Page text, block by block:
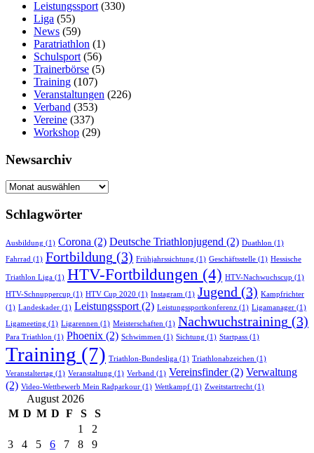
Leistungssport (330)
Liga (55)
News (59)
Paratriathlon (1)
Schulsport (56)
Trainerbörse (5)
Training (107)
Veranstaltungen (226)
Verband (353)
Vereine (337)
Workshop (29)
Newsarchiv
Newsarchiv
Schlagwörter
Ausbildung (1) Corona (2) Deutsche Triathlonjugend (2) Duathlon (1)
Fahrrad (1) Fortbildung (3) Frühjahrssichtung (1) Geschäftsstelle (1) Hessische
Triathlon Liga (1) HTV-Fortbildungen (4) HTV-Nachwuchscup (1)
HTV-Schnuppercup (1) HTV Cup 2020 (1) Instagram (1) Jugend (3) Kampfrichter
(1) Landeskader (1) Leistungssport(2) Leistungssportkonferenz (1) Ligamanager (1)
Ligameeting (1) Ligarennen (1) Meisterschaften (1) Nachwuchstraining (3)
Para Triathlon (1) Phoenix (2) Schwimmen (1) Sichtung (1) Startpass (1)
Training (7) Triathlon-Bundesliga (1) Triathlonabzeichen (1)
Veranstaltertag (1) Veranstaltung (1) Verband (1) Vereinsfinder(2) Verwaltung
(2) Video-Wettbewerb Mein Radparkour (1) Wettkampf (1) Zweitstartrecht (1)
August 2026
M D M D F S
S
1
2
3
4 5 6 7 8 9